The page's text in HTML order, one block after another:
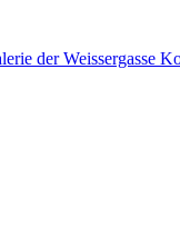
der Weissergasse